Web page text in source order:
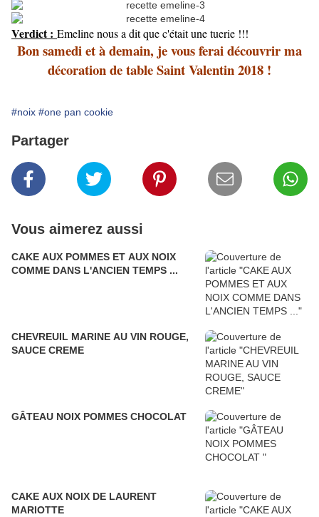
Verdict : Emeline nous a dit que c'était une tuerie !!!
Bon samedi et à demain, je vous ferai découvrir ma
décoration de table Saint Valentin 2018 !
#noix #one pan cookie
Partager
Vous aimerez aussi
CAKE AUX POMMES ET AUX NOIX
COMME DANS L'ANCIEN TEMPS ...
CHEVREUIL MARINE AU VIN ROUGE,
SAUCE CREME
GÂTEAU NOIX POMMES CHOCOLAT
CAKE AUX NOIX DE LAURENT
MARIOTTE